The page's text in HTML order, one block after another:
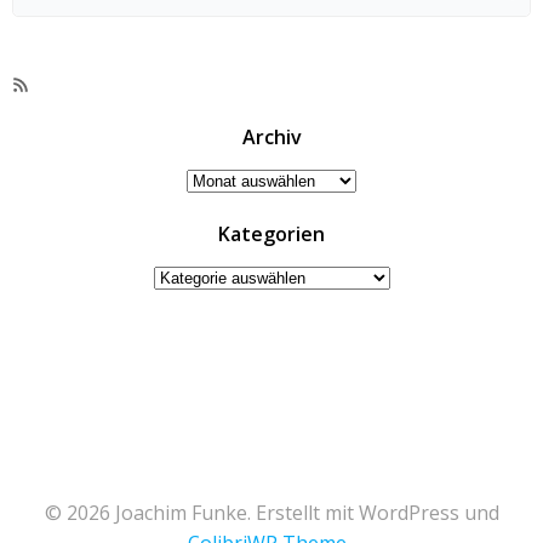
RSS-
Archiv
Archiv
Kategorien
Kategorien
© 2026 Joachim Funke. Erstellt mit WordPress und